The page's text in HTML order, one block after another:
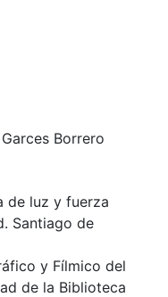
Borrero
de luz y fuerza
Santiago de
y Fílmico del
de la Biblioteca